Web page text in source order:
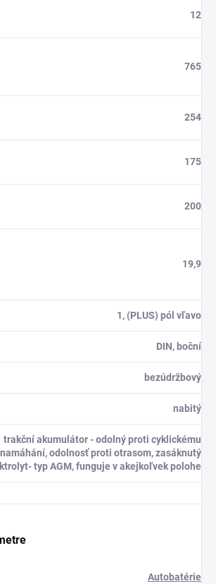
12
765
254
175
200
19,9
1, (PLUS) pól vľavo
DIN, boční
bezúdržbový
nabitý
trakční akumulátor - odolný proti cyklickému
namáhání, odolnosť proti otrasom, zasáknutý
typ AGM, funguje v akejkoľvek polohe
Autobatérie